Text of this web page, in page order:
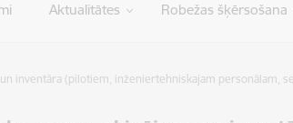
Aktualitātes Robežas šķērsošana
inventāra (pilotiem, inženiertehniskajam personālam,